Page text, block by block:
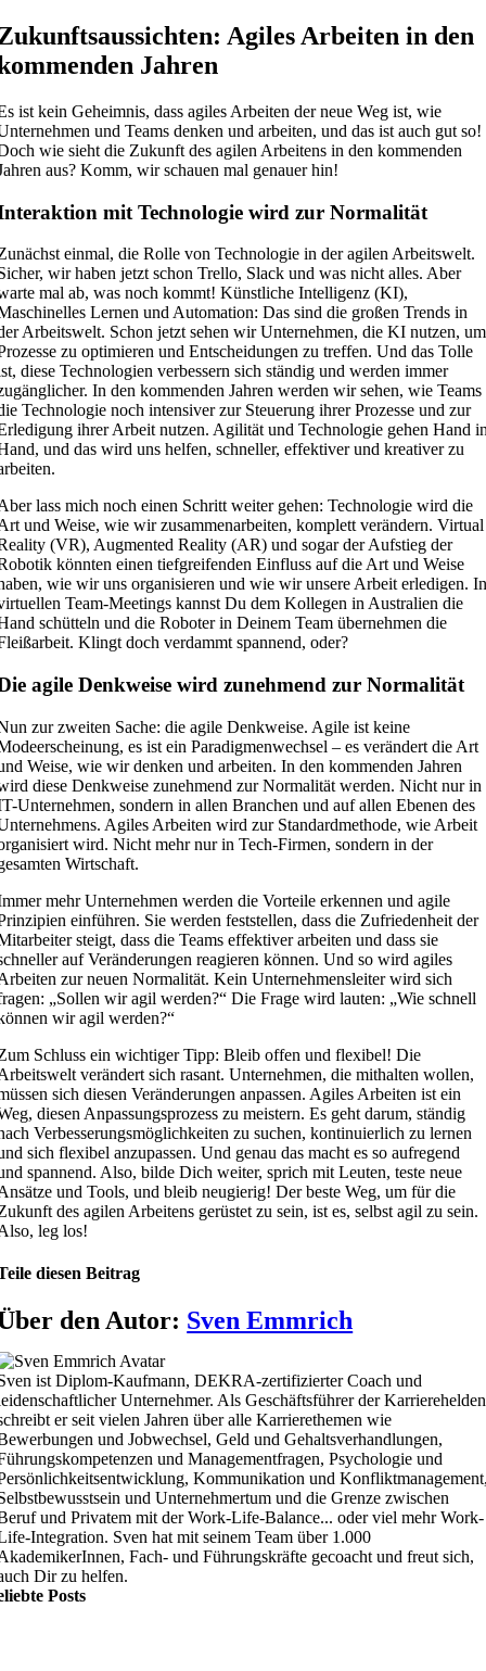
Agiles Arbeiten in den
Jahren
ist kein Geheimnis, dass agiles Arbeiten der neue Weg ist, wie
und Teams denken und arbeiten, und das ist auch gut so!
wie sieht die Zukunft des agilen Arbeitens in den kommenden
aus? Komm, wir schauen mal genauer hin!
mit Technologie wird zur Normalität
einmal, die Rolle von Technologie in der agilen Arbeitswelt.
wir haben jetzt schon Trello, Slack und was nicht alles. Aber
mal ab, was noch kommt! Künstliche Intelligenz (KI),
Lernen und Automation: Das sind die großen Trends in
Arbeitswelt. Schon jetzt sehen wir Unternehmen, die KI nutzen, um
zu optimieren und Entscheidungen zu treffen. Und das Tolle
diese Technologien verbessern sich ständig und werden immer
In den kommenden Jahren werden wir sehen, wie Teams
Technologie noch intensiver zur Steuerung ihrer Prozesse und zur
ihrer Arbeit nutzen. Agilität und Technologie gehen Hand
und das wird uns helfen, schneller, effektiver und kreativer zu
lass mich noch einen Schritt weiter gehen: Technologie wird die
und Weise, wie wir zusammenarbeiten, komplett verändern. Virtual
(VR), Augmented Reality (AR) und sogar der Aufstieg der
könnten einen tiefgreifenden Einfluss auf die Art und Weise
wie wir uns organisieren und wie wir unsere Arbeit erledigen.
Team-Meetings kannst Du dem Kollegen in Australien die
schütteln und die Roboter in Deinem Team übernehmen die
Klingt doch verdammt spannend, oder?
agile Denkweise wird zunehmend zur Normalität
zur zweiten Sache: die agile Denkweise. Agile ist keine
es ist ein Paradigmenwechsel – es verändert die Art
Weise, wie wir denken und arbeiten. In den kommenden Jahren
diese Denkweise zunehmend zur Normalität werden. Nicht nur in
Unternehmen, sondern in allen Branchen und auf allen Ebenen des
Agiles Arbeiten wird zur Standardmethode, wie Arbeit
wird. Nicht mehr nur in Tech-Firmen, sondern in der
Wirtschaft.
mehr Unternehmen werden die Vorteile erkennen und agile
einführen. Sie werden feststellen, dass die Zufriedenheit der
steigt, dass die Teams effektiver arbeiten und dass sie
auf Veränderungen reagieren können. Und so wird agiles
zur neuen Normalität. Kein Unternehmensleiter wird sich
„Sollen wir agil werden?“ Die Frage wird lauten: „Wie schnell
wir agil werden?“
Schluss ein wichtiger Tipp: Bleib offen und flexibel! Die
verändert sich rasant. Unternehmen, die mithalten wollen,
sich diesen Veränderungen anpassen. Agiles Arbeiten ist ein
diesen Anpassungsprozess zu meistern. Es geht darum, ständig
Verbesserungsmöglichkeiten zu suchen, kontinuierlich zu lernen
sich flexibel anzupassen. Und genau das macht es so aufregend
spannend. Also, bilde Dich weiter, sprich mit Leuten, teste neue
und Tools, und bleib neugierig! Der beste Weg, um für die
des agilen Arbeitens gerüstet zu sein, ist es, selbst agil zu sein.
leg los!
diesen Beitrag
den Autor: Sven Emmrich
ist Diplom-Kaufmann, DEKRA-zertifizierter Coach und
Unternehmer. Als Geschäftsführer der Karrierehelden
er seit vielen Jahren über alle Karrierethemen wie
und Jobwechsel, Geld und Gehaltsverhandlungen,
und Managementfragen, Psychologie und
Kommunikation und
und Unternehmertum und die Grenze zwischen
und Privatem mit der Work-Life-Balance... oder viel mehr Work-
Integration. Sven hat mit seinem Team über 1.000
Fach- und Führungskräfte gecoacht und freut sich,
Dir zu helfen.
Posts